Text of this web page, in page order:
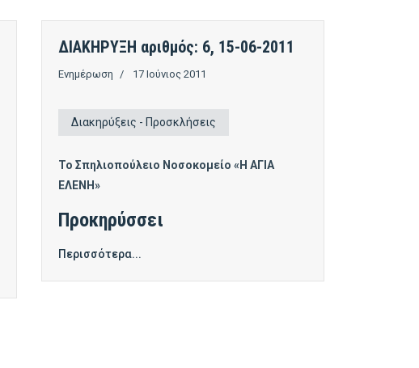
ΔΙΑΚΗΡΥΞΗ αριθμός: 6, 15-06-2011
Ενημέρωση 17 Ιούνιος 2011
Διακηρύξεις - Προσκλήσεις
Το Σπηλιοπούλειο Νοσοκομείο «Η ΑΓΙΑ
ΕΛΕΝΗ»
Προκηρύσσει
Περισσότερα...